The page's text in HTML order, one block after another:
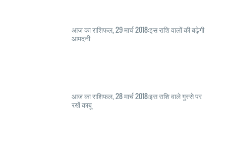
आज का राशिफल, 29 मार्च 2018:इस राशि वालों की बढ़ेगी
आमदनी
आज का राशिफल, 28 मार्च 2018:इस राशि वाले गुस्से पर
रखें काबू